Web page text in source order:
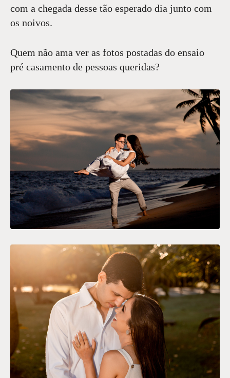
com a chegada desse tão esperado dia junto com
os noivos.
Quem não ama ver as fotos postadas do ensaio
pré casamento de pessoas queridas?